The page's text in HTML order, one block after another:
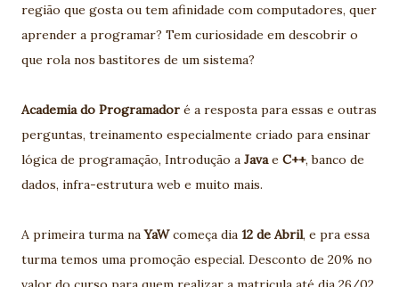
região que gosta ou tem afinidade com computadores, quer
aprender a programar? Tem curiosidade em descobrir o
que rola nos bastitores de um sistema?
Academia do Programador é a resposta para essas e outras
perguntas, treinamento especialmente criado para ensinar
lógica de programação, Introdução a Java e C++, banco de
dados, infra-estrutura web e muito mais.
A primeira turma naYaWcomeça dia 12 de Abril, e pra essa
turma temos uma promoção especial. Desconto de 20% no